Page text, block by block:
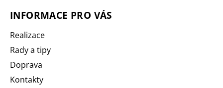
INFORMACE PRO VÁS
Realizace
Rady a tipy
Doprava
Kontakty